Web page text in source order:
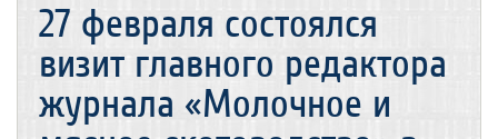
27 февраля состоялся
визит главного редактора
журнала «Молочное и